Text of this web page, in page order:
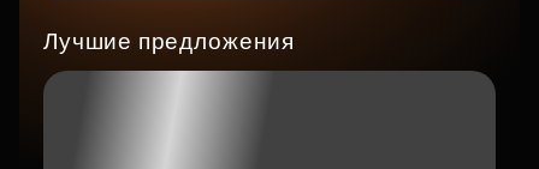
Лучшие предложения